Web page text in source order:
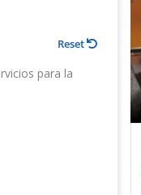
Reset
para la